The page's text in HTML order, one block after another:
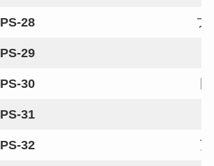
PS-28 フ
PS-29
PS-30
PS-31
PS-32